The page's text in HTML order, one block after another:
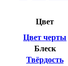
Цвет
Цвет черты
Блеск
Твёрдость